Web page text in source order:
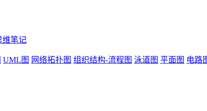
维笔记
UML图 网络拓扑图 组织结构-流程图 泳道图 平面图 电路